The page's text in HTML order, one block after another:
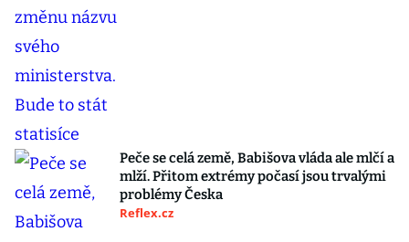
Peče se celá země, Babišova vláda ale mlčí a
mlží. Přitom extrémy počasí jsou trvalými
problémy Česka
Reflex.cz